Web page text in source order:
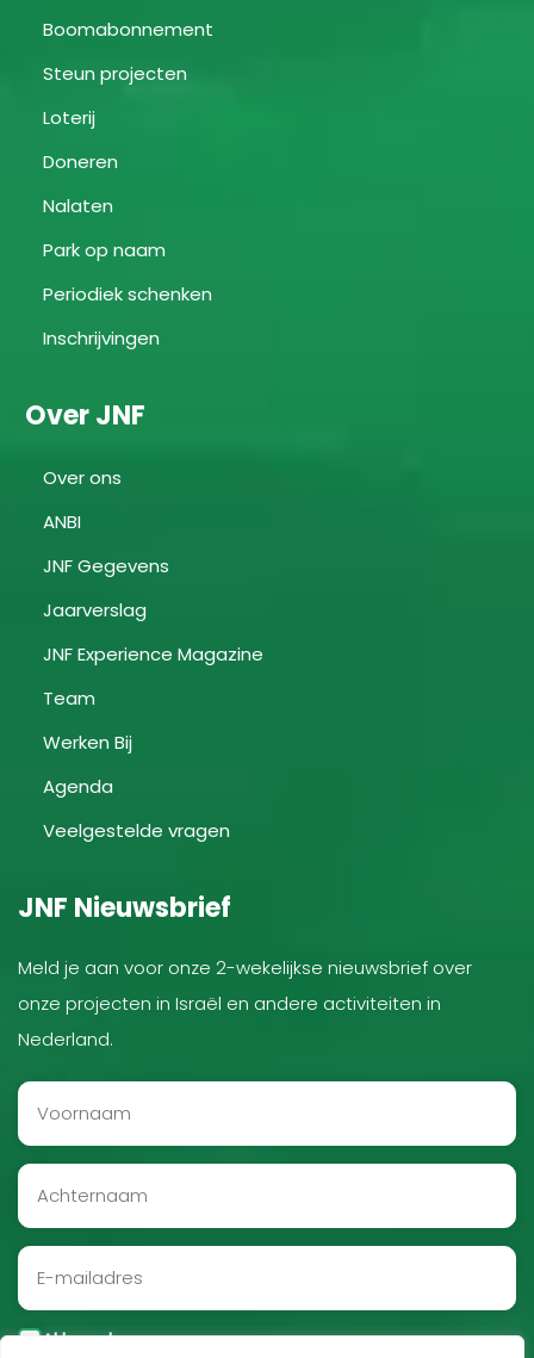
Boomabonnement
Steun projecten
Loterij
Doneren
Nalaten
Park op naam
Periodiek schenken
Inschrijvingen
Over JNF
Over ons
ANBI
JNF Gegevens
Jaarverslag
JNF Experience Magazine
Team
Werken Bij
Agenda
Veelgestelde vragen
JNF Nieuwsbrief
Meld je aan voor onze 2-wekelijkse nieuwsbrief over
onze projecten in Israël en andere activiteiten in
Nederland.
Akkoord